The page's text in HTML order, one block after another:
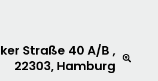
Barmbeker Straße 40 A/
22303,